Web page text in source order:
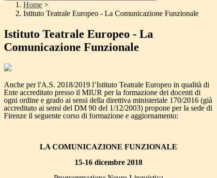
Home >
Istituto Teatrale Europeo - La Comunicazione Funzionale
Istituto Teatrale Europeo - La
Comunicazione Funzionale
Anche per l'A.S. 2018/2019 l’Istituto Teatrale Europeo in qualità di
Ente accreditato presso il MIUR per la formazione dei docenti di
ogni ordine e grado ai sensi della direttiva ministeriale 170/2016 (già
accreditato ai sensi del DM 90 del 1/12/2003) propone per la sede di
Firenze il seguente corso di formazione e aggiornamento:
LA COMUNICAZIONE FUNZIONALE
15-16 dicembre 2018